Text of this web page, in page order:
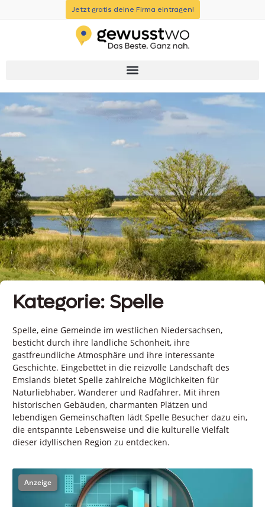
Jetzt gratis deine Firma eintragen!
Kategorie: Spelle
Spelle, eine Gemeinde im westlichen Niedersachsen,
besticht durch ihre ländliche Schönheit, ihre
gastfreundliche Atmosphäre und ihre interessante
Geschichte. Eingebettet in die reizvolle Landschaft des
Emslands bietet Spelle zahlreiche Möglichkeiten für
Naturliebhaber, Wanderer und Radfahrer. Mit ihren
historischen Gebäuden, charmanten Plätzen und
lebendigen Gemeinschaften lädt Spelle Besucher dazu ein,
die entspannte Lebensweise und die kulturelle Vielfalt
dieser idyllischen Region zu entdecken.